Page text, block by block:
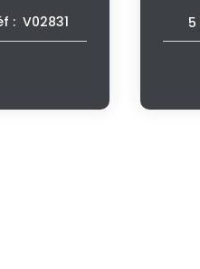
: V02831 5